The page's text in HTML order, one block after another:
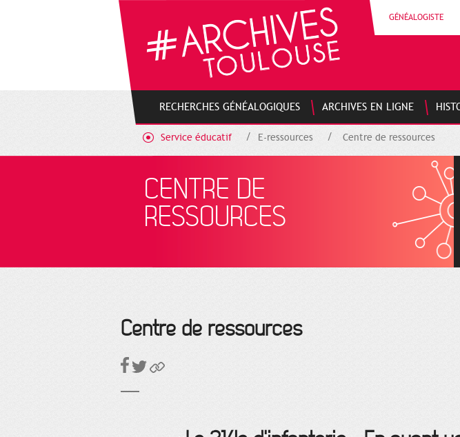
GÉNÉALOGISTE
RECHERCHES GÉNÉALOGIQUES ARCHIVES EN LIGNE
Service éducatif E-ressources Centre de ressources
CENTRE DE
RESSOURCES
Centre de ressources
Gestion de vos préférences sur les cookies